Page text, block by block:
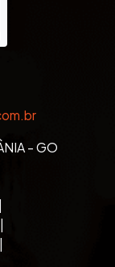
- GO